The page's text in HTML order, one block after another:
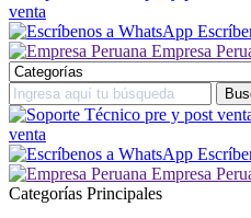
venta
Empresa
venta
Empresa
Categorías Principales